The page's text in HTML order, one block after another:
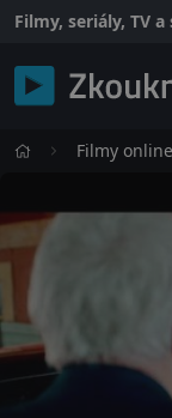
Filmy, seriály, TV
Filmy